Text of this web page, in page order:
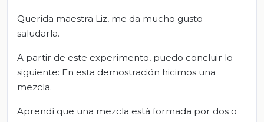
Querida maestra Liz, me da mucho gusto
saludarla.
A partir de este experimento, puedo concluir lo
siguiente: En esta demostración hicimos una
mezcla.
Aprendí que una mezcla está formada por dos o